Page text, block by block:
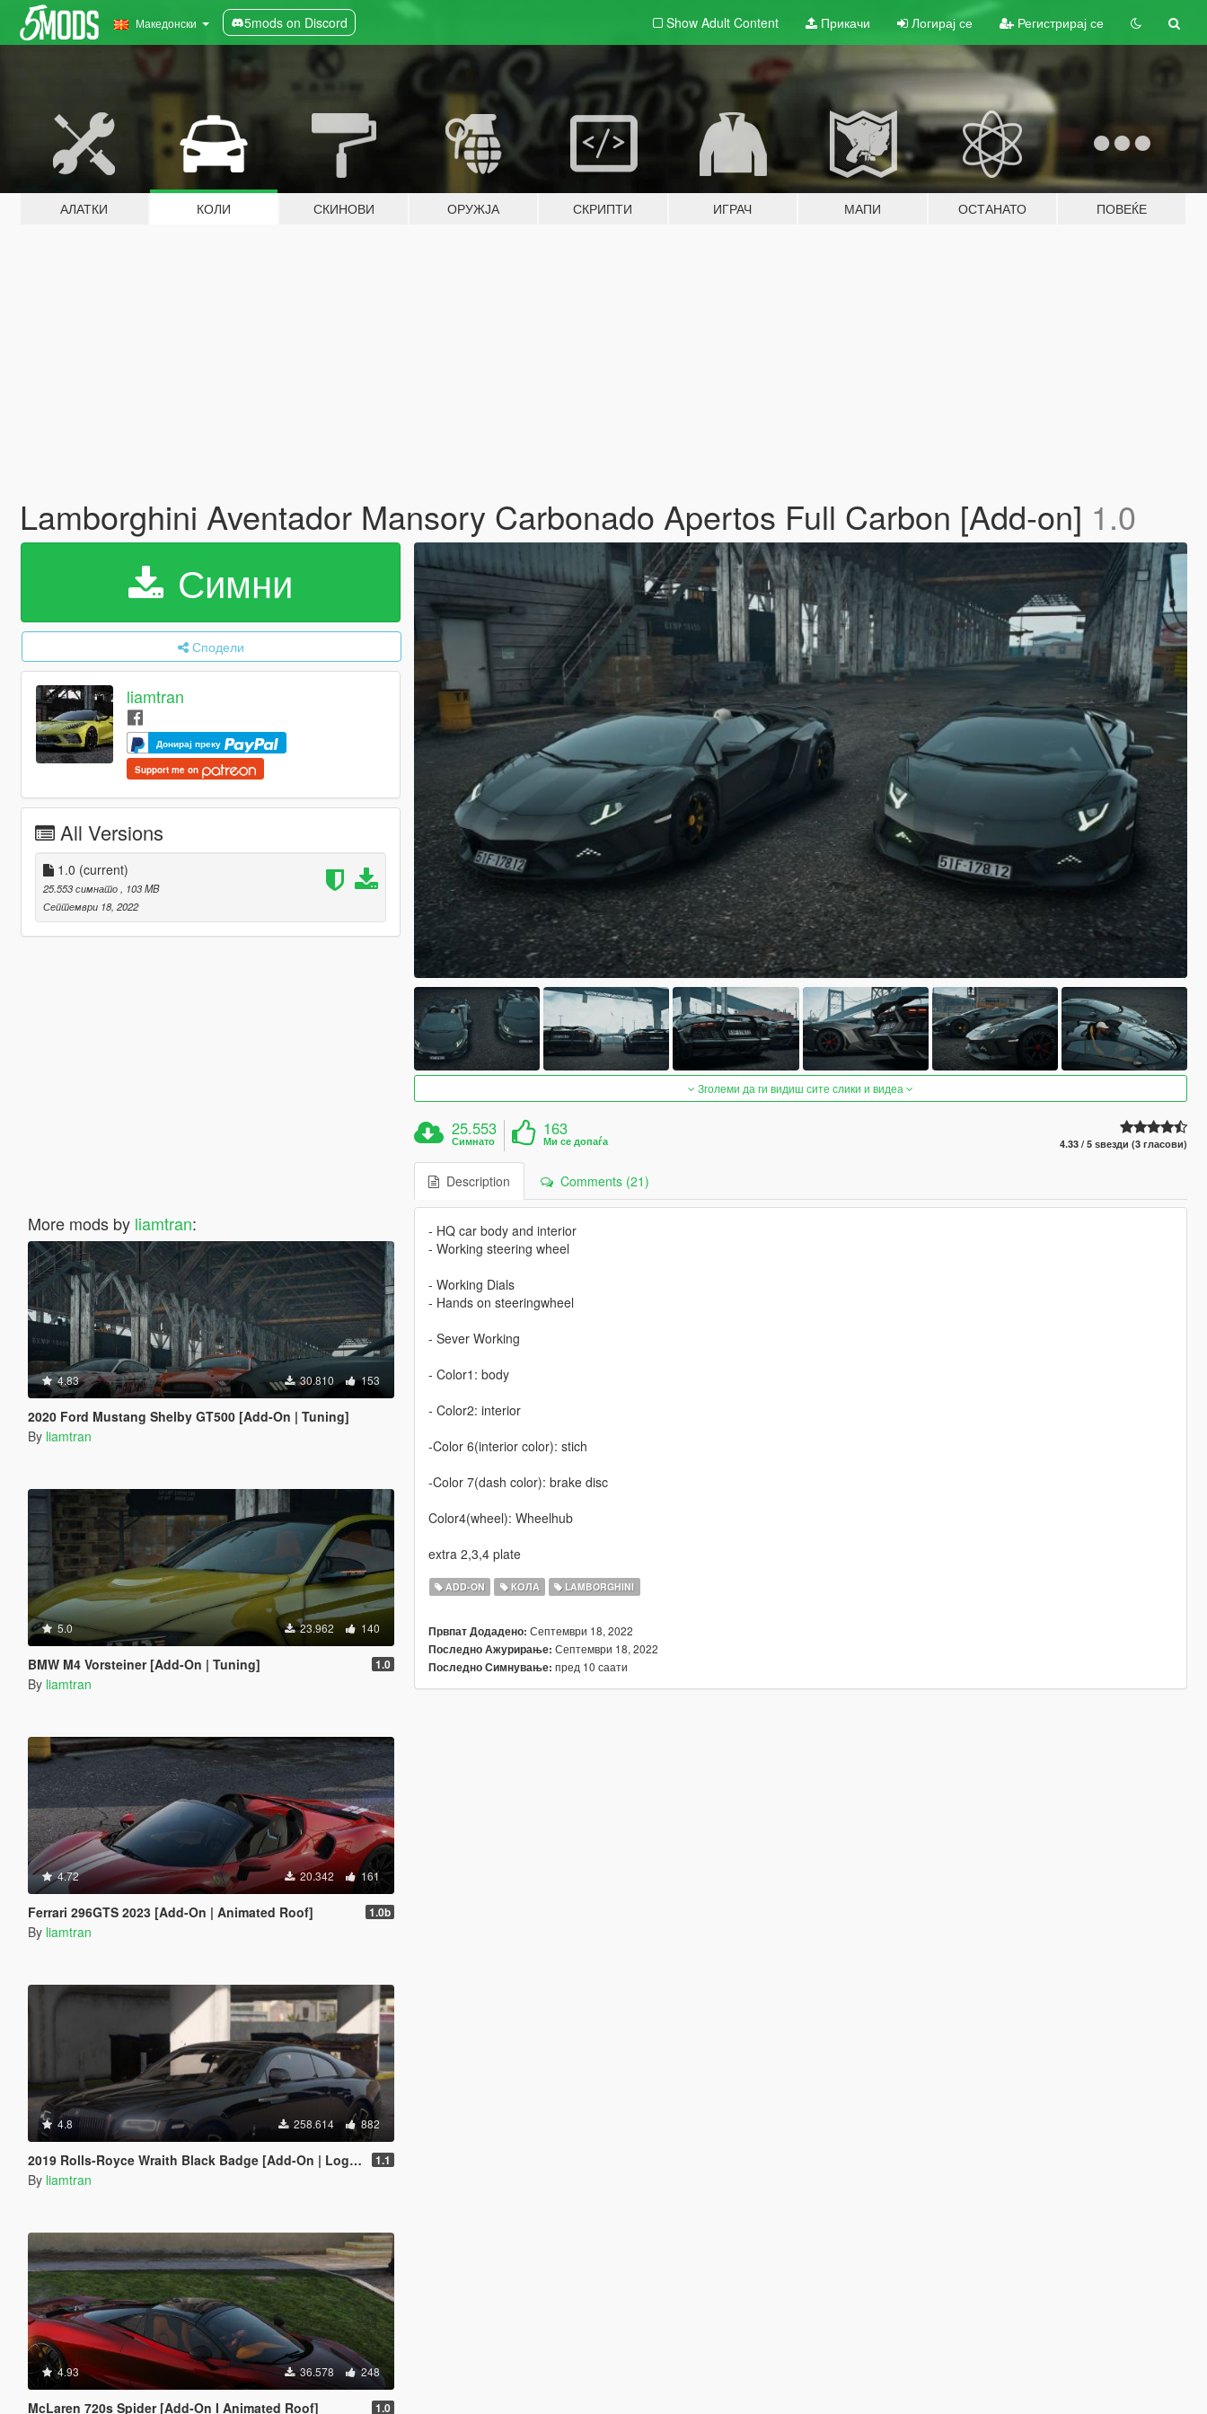
Македонски 5mods on Discord Show Adult Content Прикачи Логирај се Регистрирај се
АЛАТКИ КОЛИ СКИНОВИ ОРУЖЈА СКРИПТИ ИГРАЧ МАПИ ОСТАНАТО ПОВЕЌЕ
Lamborghini Aventador Mansory Carbonado Apertos Full Carbon [Add-on] 1.0
Симни
Сподели
liamtran
Донирај преку
Support me on
All Versions
1.0 (current)
25.553 симнато, 103 MB
Септември 18, 2022
More mods by liamtran:
4.83 30.810 153
2020 Ford Mustang Shelby GT500 [Add-On | Tuning]
By liamtran
5.0 23.962 140
BMW M4 Vorsteiner [Add-On | Tuning] 1.0
By liamtran
4.72 20.342 161
Ferrari 296GTS 2023 [Add-On | Animated Roof] 1.0b
By liamtran
4.8 258.614 882
2019 Rolls-Royce Wraith Black Badge [Add-On | Logo Animated] 1.1
By liamtran
4.93 36.578 248
McLaren 720s Spider [Add-On I Animated Roof] 1.0
Зголеми да ги видиш сите слики и видеа
25.553
Симнато
163
Ми се допаѓа 4.33 / 5 ѕвезди (3 гласови)
Description Comments (21)
- HQ car body and interior
- Working steering wheel
- Working Dials
- Hands on steeringwheel
- Sever Working
- Color1: body
- Color2: interior
-Color 6(interior color): stich
-Color 7(dash color): brake disc
Color4(wheel): Wheelhub
extra 2,3,4 plate
ADD-ON КОЛА LAMBORGHINI
Првпат Додадено: Септември 18, 2022
Последно Ажурирање: Септември 18, 2022
Последно Симнување: пред 10 саати